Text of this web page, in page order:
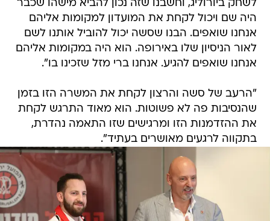
לשחק ביורוליג, וחשבנו שזה נכון להביא מישהו שכבר
היה שם ויכול לקחת את המועדון למקומות אליהם
אנחנו שואפים. הבנו שסשה יכול להוביל אותנו לשם
לאור הניסיון שלו באירופה. הוא היה במקומות אליהם
אנחנו שואפים להגיע. אנחנו ברי מזל שזכינו בו".
"הרעב של סשה והרצון לקחת את המשרה הזו בזמן
שהנסיבות פה לא פשוטות. הוא מאוד התרגש לקחת
את ההזדמנות הזו ומרגישים שזו התאמה נהדרת,
בתקווה לרגעים מאושרים בעתיד".